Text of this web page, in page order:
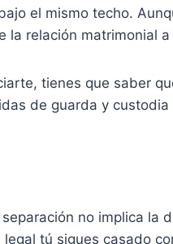
el mismo techo.
la relación matrimonial
tienes que saber
de guarda y
no implica la
tú sigues casado